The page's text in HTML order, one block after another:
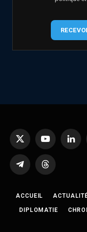
X
YouTube
TelegramThreads
ACCUEIL
DIPLOMATIE